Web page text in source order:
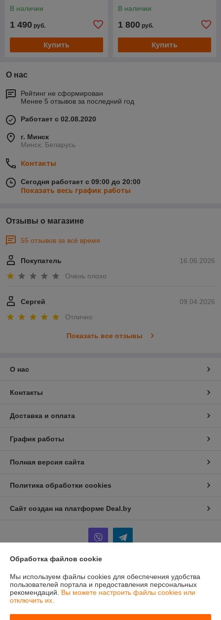
В наличии
1 490 руб.
Купить
В наличии
1 800 руб.
Купить
О нас
Рейтинг не сформирован
Менее 5 отзывов за последний год
Работает с 02.08.2020
г. Минск
Минск, Беларусь
Контакты
Сегодня работает с 09:00 до 20:00
Показать весь график работы
Отзывы о магазине
55 отзывов за всё время
16.06.2026
Покупатель
Очень плохо
09.04.2026
Сергей
Отлично
Показать все отзывы
О нас
Контакты
Доставка и оплата
График работы
Полная версия сайта
Политика обработки cookies
Сайт создан на платформе Deal.by
Информация для покупателя
Юридическое лицо:ООО "Реал-Стеел"
г.Минск, ул.Плеханова, дом 52А, ком 3, 220095
Регистрационный номер ЕГР: 193048975
Обработка файлов cookie
Мы используем файлы cookies для обеспечения удобства
пользователей портала и предоставления персональных
рекомендаций. Вы можете настроить файлы cookies или
отключить их.